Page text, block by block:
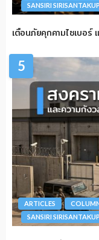
SANSIRI
เตือนภัยคุกคามไซเบอร์
5
ARTICLES
SANSIRI